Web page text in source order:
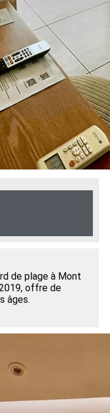
de plage à Mont
offre de
âges.